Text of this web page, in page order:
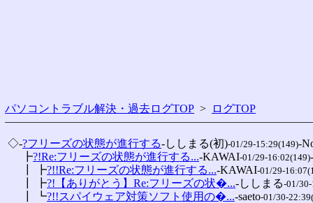
パソコントラブル解決・過去ログTOP > ログTOP
◇-?フリーズの状態が進行する-ししまる(初)-01/29-15:29(149)-
┣?!Re:フリーズの状態が進行する...-KAWAI-01/29-16:02(149)
┃ ┣?!!Re:フリーズの状態が進行する...-KAWAI-01/29-
┃ ┣?!【ありがとう】Re:フリーズの状�...-ししまる-01/
┃ ┗?!!スパイウェア対策ソフト使用の�...-saeto-01/30-